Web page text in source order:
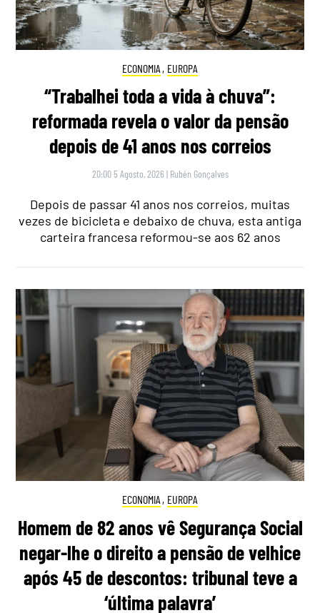
ECONOMIA , EUROPA
“Trabalhei toda a vida à chuva”:
reformada revela o valor da pensão
depois de 41 anos nos correios
20:00 5 Agosto, 2026 | Rubén Gonçalves
Depois de passar 41 anos nos correios, muitas
vezes de bicicleta e debaixo de chuva, esta antiga
carteira francesa reformou-se aos 62 anos
ECONOMIA , EUROPA
Homem de 82 anos vê Segurança Social
negar-lhe o direito a pensão de velhice
após 45 de descontos: tribunal teve a
‘última palavra’